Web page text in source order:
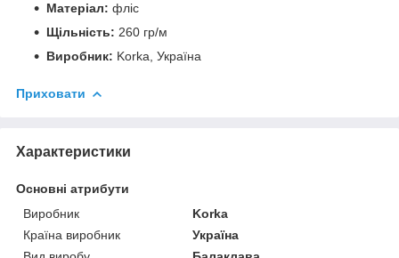
Матеріал: фліс
Щільність: 260 гр/м
Виробник: Korka, Україна
Приховати
Характеристики
Основні атрибути
Виробник
Korka
Країна виробник
Україна